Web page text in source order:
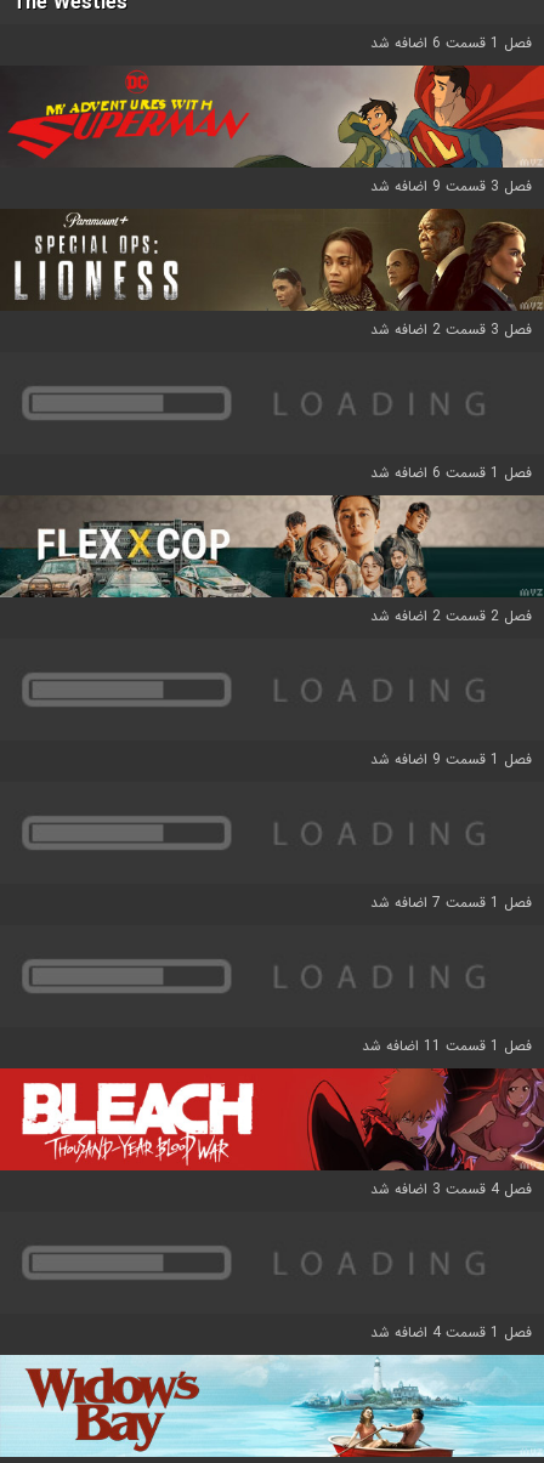
فصل 1 قسمت 6 اضافه شد
فصل 3 قسمت 9 اضافه شد
فصل 3 قسمت 2 اضافه شد
فصل 1 قسمت 6 اضافه شد
فصل 2 قسمت 2 اضافه شد
فصل 1 قسمت 9 اضافه شد
فصل 1 قسمت 7 اضافه شد
فصل 1 قسمت 11 اضافه شد
فصل 4 قسمت 3 اضافه شد
فصل 1 قسمت 4 اضافه شد